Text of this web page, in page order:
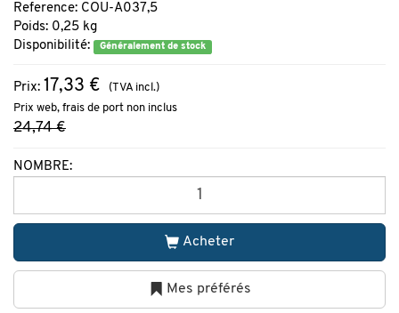
Reference: COU-A037,5
Poids: 0,25 kg
Disponibilité:
Généralement de stock
Prix: 17,33 €
(TVA incl.)
Prix web, frais de port non inclus
24,74 €
NOMBRE:
Acheter
Mes préférés